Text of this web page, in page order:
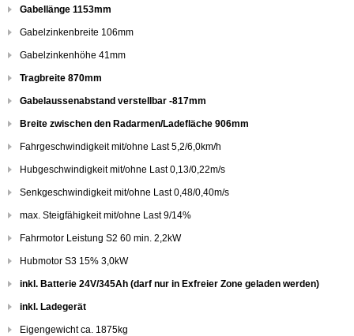
Gabellänge 1153mm
Gabelzinkenbreite 106mm
Gabelzinkenhöhe 41mm
Tragbreite 870mm
Gabelaussenabstand verstellbar -817mm
Breite zwischen den Radarmen/Ladefläche 906mm
Fahrgeschwindigkeit mit/ohne Last 5,2/6,0km/h
Hubgeschwindigkeit mit/ohne Last 0,13/0,22m/s
Senkgeschwindigkeit mit/ohne Last 0,48/0,40m/s
max. Steigfähigkeit mit/ohne Last 9/14%
Fahrmotor Leistung S2 60 min. 2,2kW
Hubmotor S3 15% 3,0kW
inkl. Batterie 24V/345Ah (darf nur in Exfreier Zone geladen werden)
inkl. Ladegerät
Eigengewicht ca. 1875kg